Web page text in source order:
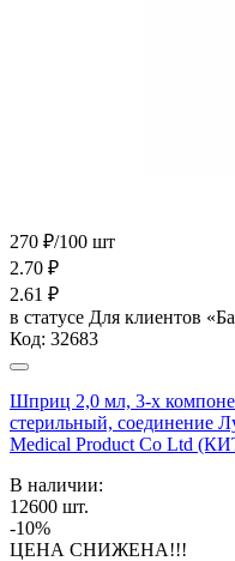
270 ₽/100 шт
2.70 ₽
2.61 ₽
в статусе Для клиентов
Код: 32683
Шприц 2,0 мл, 3-х
стерильный, соединение
Medical Product Co Ltd
В наличии:
12600 шт.
-10%
ЦЕНА СНИЖЕНА!!!